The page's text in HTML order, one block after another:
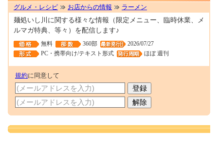
グルメ・レシピ お店からの情報 ラーメン
麺処いし川に関する様々な情報（限定メニュー、臨時休業、メ
ルマガ特典、等々）を配信します♪
無料 360部
2026/07/27
PC・携帯向け/テキスト形式
ほぼ 週刊
規約に同意して